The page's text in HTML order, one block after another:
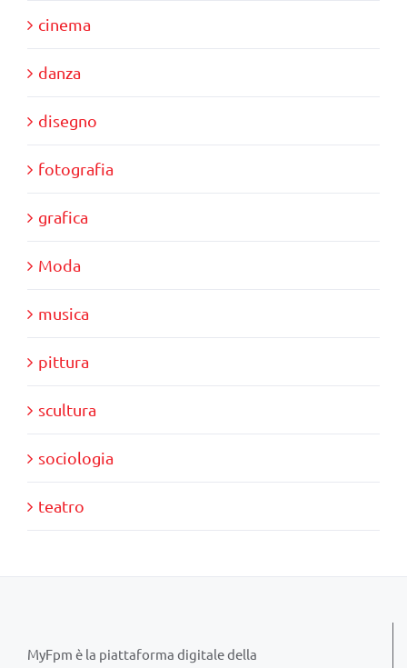
cinema
danza
disegno
fotografia
grafica
Moda
musica
pittura
scultura
sociologia
teatro
MyFpm è la piattaforma digitale della